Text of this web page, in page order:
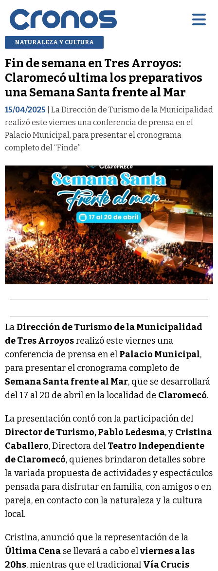
NATURALEZA Y CULTURA
Fin de semana en Tres Arroyos:
Claromecó ultima los preparativos
una Semana Santa frente al Mar
15/04/2025 | La Dirección de Turismo de la Municipalidad
realizó este viernes una conferencia de prensa en el
Palacio Municipal, para presentar el cronograma
completo del “Finde”.
LaDirección de Turismo de la Municipalidad
de Tres Arroyosrealizó este viernes una
conferencia de prensa en el Palacio Municipal,
para presentar el cronograma completo de
Semana Santa frente al Mar, que se desarrollará
del 17 al 20 de abril en la localidad de Claromecó.
La presentación contó con la participación del
Director de Turismo, Pablo Ledesma, y Cristina
Caballero, Directora del Teatro Independiente
de Claromecó, quienes brindaron detalles sobre
la variada propuesta de actividades y espectáculos
pensada para disfrutar en familia, con amigos o en
pareja, en contacto con la naturaleza y la cultura
local.
Cristina, anunció que la representación de la
Última Cena se llevará a cabo elviernes a las
20hs, mientras que el tradicional Vía Crucis